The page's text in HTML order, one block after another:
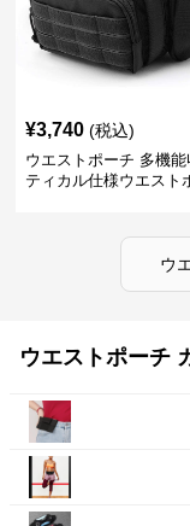
¥3,740 (税込)
ウエストポーチ 多機能
ティカル仕様ウエスト
ウ
ウエストポーチ